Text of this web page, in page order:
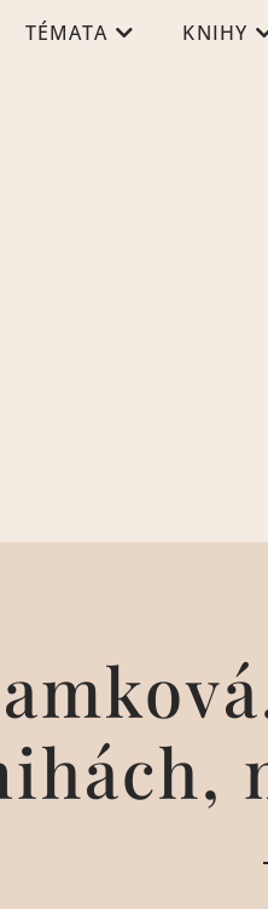
TÉMATA KNIHY